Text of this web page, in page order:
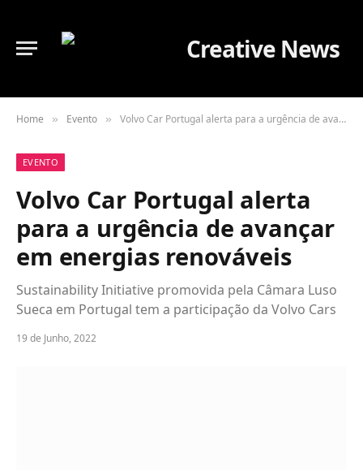
Home » Evento » Volvo Car Portugal alerta para a urgência de avançar em energias renováveis
EVENTO
Volvo Car Portugal alerta
para a urgência de avançar
em energias renováveis
Sustainability Initiative promovida pela Câmara Luso
Sueca em Portugal tem a participação da Volvo Cars
19 de Junho, 2022